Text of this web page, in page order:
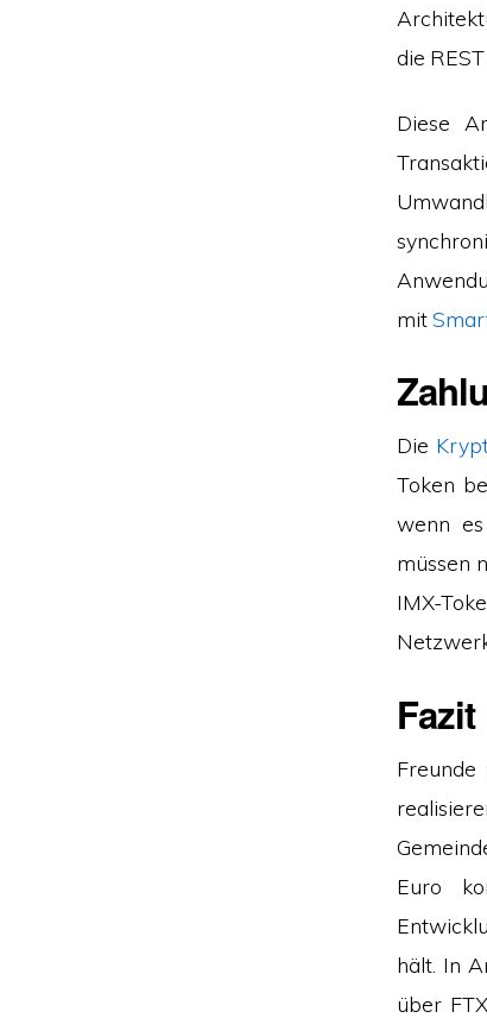
die
Diese
mit
Die
Token
wenn
müssen
IMX-
Fazit
Euro
hält. In
über